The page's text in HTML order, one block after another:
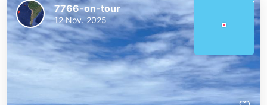
7766-on-tour
12 Nov. 2025